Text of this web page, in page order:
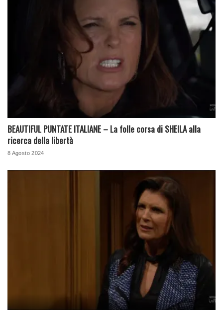
BEAUTIFUL PUNTATE ITALIANE – La folle corsa di SHEILA alla
ricerca della libertà
8 Agosto 2024